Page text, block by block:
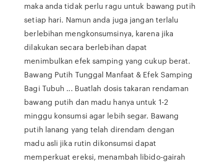
maka anda tidak perlu ragu untuk bawang putih
setiap hari. Namun anda juga jangan terlalu
berlebihan mengkonsumsinya, karena jika
dilakukan secara berlebihan dapat
menimbulkan efek samping yang cukup berat.
Bawang Putih Tunggal Manfaat & Efek Samping
Bagi Tubuh ... Buatlah dosis takaran rendaman
bawang putih dan madu hanya untuk 1-2
minggu konsumsi agar lebih segar. Bawang
putih lanang yang telah direndam dengan
madu asli jika rutin dikonsumsi dapat
memperkuat ereksi, menambah libido-gairah